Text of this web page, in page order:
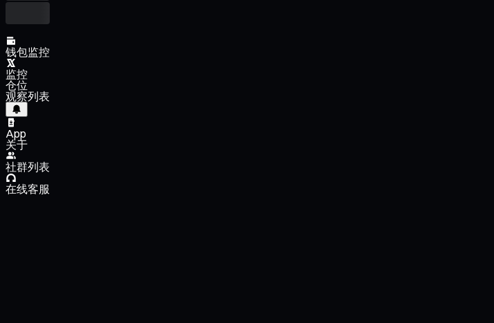
钱包监控
监控
仓位
观察列表
App
关于
社群列表
在线客服